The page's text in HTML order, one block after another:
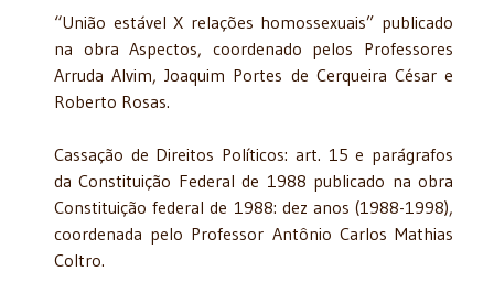
“União estável X relações homossexuais” publicado
na obra Aspectos, coordenado pelos Professores
Arruda Alvim, Joaquim Portes de Cerqueira César e
Roberto Rosas.
Cassação de Direitos Políticos: art. 15 e parágrafos
da Constituição Federal de 1988 publicado na obra
Constituição federal de 1988: dez anos (1988-1998),
coordenada pelo Professor Antônio Carlos Mathias
Coltro.